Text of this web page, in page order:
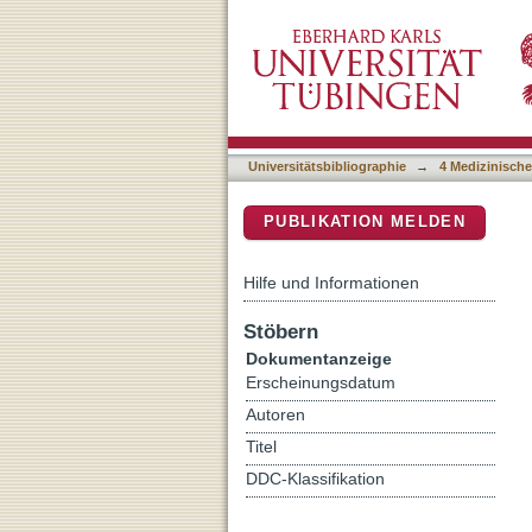
Impact of the Adipokine
Diabetes: Prospective
Universitätsbibliographie → 4
PUBLIKATION MELDEN
Hilfe und Informationen
Stöbern
Dokumentanzeige
Erscheinungsdatum
Autoren
Titel
DDC-Klassifikation